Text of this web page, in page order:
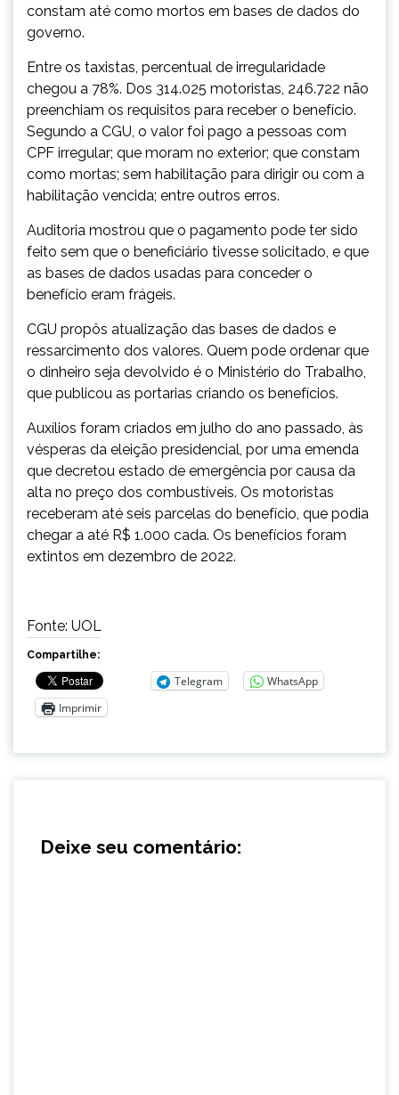
constam até como mortos em bases de dados do
governo.
Entre os taxistas, percentual de irregularidade
chegou a 78%. Dos 314.025 motoristas, 246.722 não
preenchiam os requisitos para receber o benefício.
Segundo a CGU, o valor foi pago a pessoas com
CPF irregular; que moram no exterior; que constam
como mortas; sem habilitação para dirigir ou com a
habilitação vencida; entre outros erros.
Auditoria mostrou que o pagamento pode ter sido
feito sem que o beneficiário tivesse solicitado, e que
as bases de dados usadas para conceder o
benefício eram frágeis.
CGU propôs atualização das bases de dados e
ressarcimento dos valores. Quem pode ordenar que
o dinheiro seja devolvido é o Ministério do Trabalho,
que publicou as portarias criando os benefícios.
Auxílios foram criados em julho do ano passado, às
vésperas da eleição presidencial, por uma emenda
que decretou estado de emergência por causa da
alta no preço dos combustíveis. Os motoristas
receberam até seis parcelas do benefício, que podia
chegar a até R$ 1.000 cada. Os benefícios foram
extintos em dezembro de 2022.
Fonte: UOL
Compartilhe:
Telegram
WhatsApp
Imprimir
Deixe seu comentário: